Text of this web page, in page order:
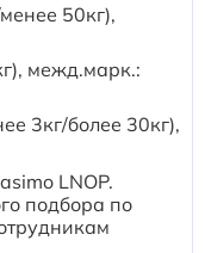
50кг),
межд.марк.:
3кг/более 30кг),
LNOP.
подбора по
Philips